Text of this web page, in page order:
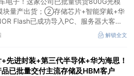
块量产出货；②存储芯片+智能穿戴+华
Flash已成功导入PC、服务器大客
公司拟跨界布局固态存储标的。 解锁全文
+先进封装+第三代半导体+华为海思！
已批量交付主流存储及HBM客户